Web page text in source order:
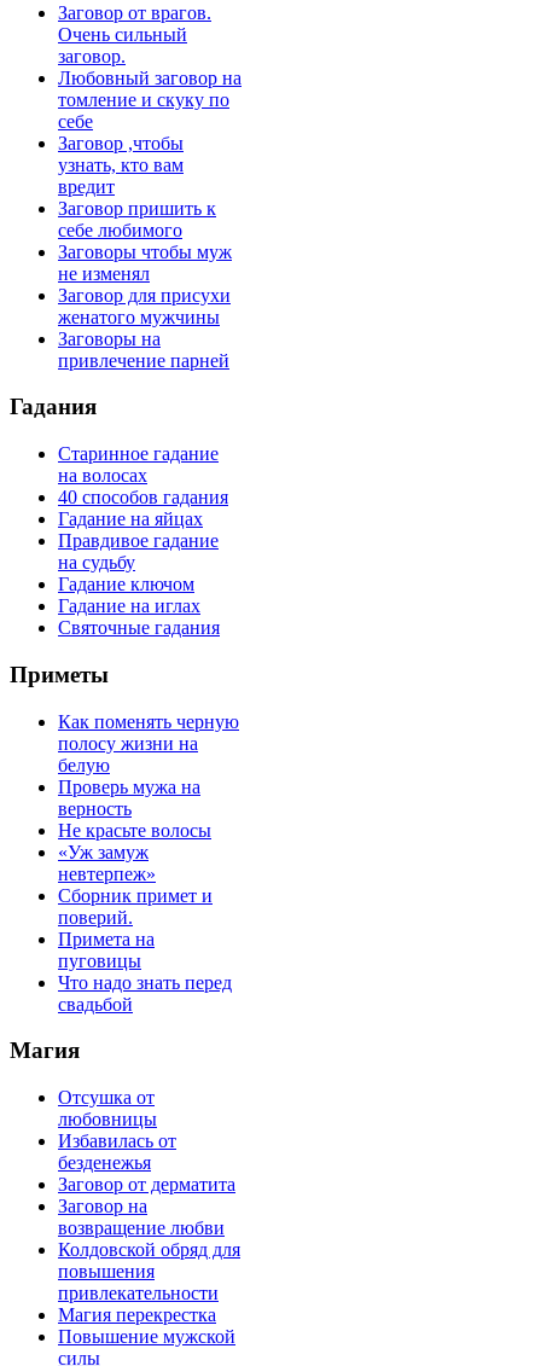
Заговор от врагов.
Очень сильный
заговор.
Любовный заговор на
томление и скуку по
себе
Заговор ,чтобы
узнать, кто вам
вредит
Заговор пришить к
себе любимого
Заговоры чтобы муж
не изменял
Заговор для присухи
женатого мужчины
Заговоры на
привлечение парней
Гадания
Старинное гадание
на волосах
40 способов гадания
Гадание на яйцах
Правдивое гадание
на судьбу
Гадание ключом
Гадание на иглах
Святочные гадания
Приметы
Как поменять черную
полосу жизни на
белую
Проверь мужа на
верность
Не красьте волосы
«Уж замуж
невтерпеж»
Сборник примет и
поверий.
Примета на
пуговицы
Что надо знать перед
свадьбой
Магия
Отсушка от
любовницы
Избавилась от
безденежья
Заговор от дерматита
Заговор на
возвращение любви
Колдовской обряд для
повышения
привлекательности
Магия перекрестка
Повышение мужской
силы